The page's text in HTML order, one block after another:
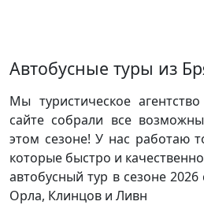
Автобусные туры из
Мы туристическое
сайте собрали все
этом сезоне! У нас работаю
которые быстро и
автобусный тур в сезоне
Орла, Клинцов и Ливн